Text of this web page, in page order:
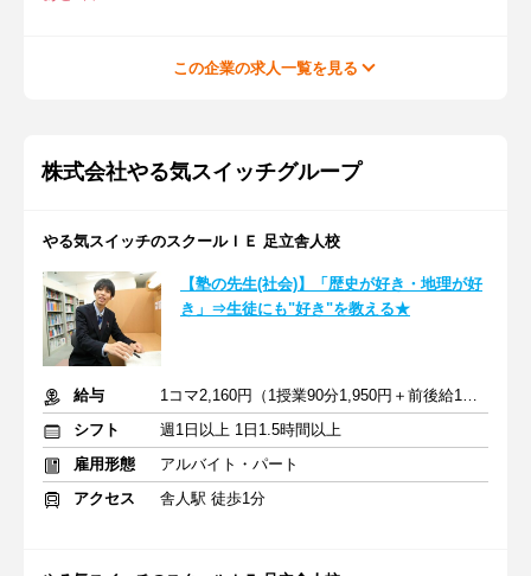
この企業の求人一覧を見る
株式会社やる気スイッチグループ
やる気スイッチのスクールＩＥ 足立舎人校
【塾の先生(社会)】「歴史が好き・地理が好
き」⇒生徒にも"好き"を教える★
給与
1コマ2,160円（1授業90分1,950円＋前後給10分210円）
シフト
週1日以上 1日1.5時間以上
雇用形態
アルバイト・パート
アクセス
舎人駅 徒歩1分